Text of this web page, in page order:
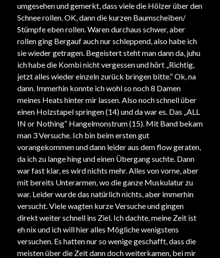
umgesehen und gemerkt, dass viele die Hölzer über den
Schnee rollen. OK, dann die kurzen Baumscheiben/
Stümpfe eben rollen. Waren durchaus schwer, aber
rollen ging Bergauf auch nur schleppend, also habe ich
sie wieder getragen. Begeistert steht man dann da, juhu
ich habe die Kombi nicht vergessen und hört „Richtig,
jetzt alles wieder einzeln zurück bringen bitte.“ Ok, na
dann. Immerhin konnte ich wohl so noch 8 Damen
meines Heats hinter mir lassen. Also noch schnell über
einen Holzstapel springen (14) und da war es. Das „ALL
IN or Nothing“ Hangelmonstrum (15). Mit Band bekam
man 3 Versuche. Ich bin beim ersten gut
vorangekommen und dann leider aus dem flow geraten,
da ich zu lange hing und einen Übergang suchte. Dann
war fast klar, es wird nichts mehr. Alles von vorne, aber
mit bereits Unterarmen, wo die ganze Muskulatur zu
war. Leider wurde das natürlich nichts, aber immerhin
versucht. Viele wagten kurze Versuche und gingen
direkt weiter schnell ins Ziel. Ich dachte, meine Zeit ist
eh nix und ich will hier alles Mögliche wenigstens
versuchen. Es hatten nur so wenige geschafft, dass die
meisten über die Zeit dann doch weiterkamen, bei mir